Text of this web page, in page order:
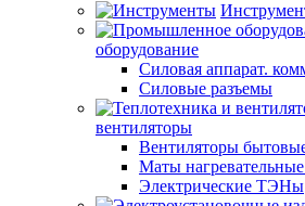
оборудование
Силовая аппарат.
Силовые разъемы
вентиляторы
Вентиляторы
Маты
Электрические ТЭНы